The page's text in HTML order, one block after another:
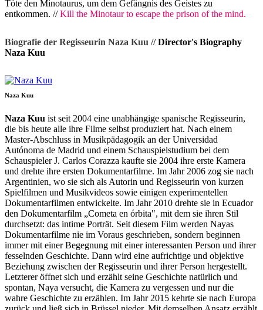
Töte den Minotaurus, um dem Gefängnis des Geistes zu
entkommen. //Kill the Minotaur to escape the prison of the mind.
Biografie der Regisseurin Naza Kuu //Director's Biography
Naza Kuu
Naza Kuu
Naza Kuu ist seit 2004 eine unabhängige spanische Regisseurin,
die bis heute alle ihre Filme selbst produziert hat. Nach einem
Master-Abschluss in Musikpädagogik an der Universidad
Autónoma de Madrid und einem Schauspielstudium bei dem
Schauspieler J. Carlos Corazza kaufte sie 2004 ihre erste Kamera
und drehte ihre ersten Dokumentarfilme. Im Jahr 2006 zog sie nach
Argentinien, wo sie sich als Autorin und Regisseurin von kurzen
Spielfilmen und Musikvideos sowie einigen experimentellen
Dokumentarfilmen entwickelte. Im Jahr 2010 drehte sie in Ecuador
den Dokumentarfilm „Cometa en órbita", mit dem sie ihren Stil
durchsetzt: das intime Porträt. Seit diesem Film werden Nayas
Dokumentarfilme nie im Voraus geschrieben, sondern beginnen
immer mit einer Begegnung mit einer interessanten Person und ihrer
fesselnden Geschichte. Dann wird eine aufrichtige und objektive
Beziehung zwischen der Regisseurin und ihrer Person hergestellt.
Letzterer öffnet sich und erzählt seine Geschichte natürlich und
spontan, Naya versucht, die Kamera zu vergessen und nur die
wahre Geschichte zu erzählen. Im Jahr 2015 kehrte sie nach Europa